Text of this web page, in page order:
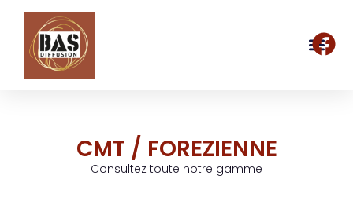
CMT / FOREZIENNE
Consultez toute notre gamme